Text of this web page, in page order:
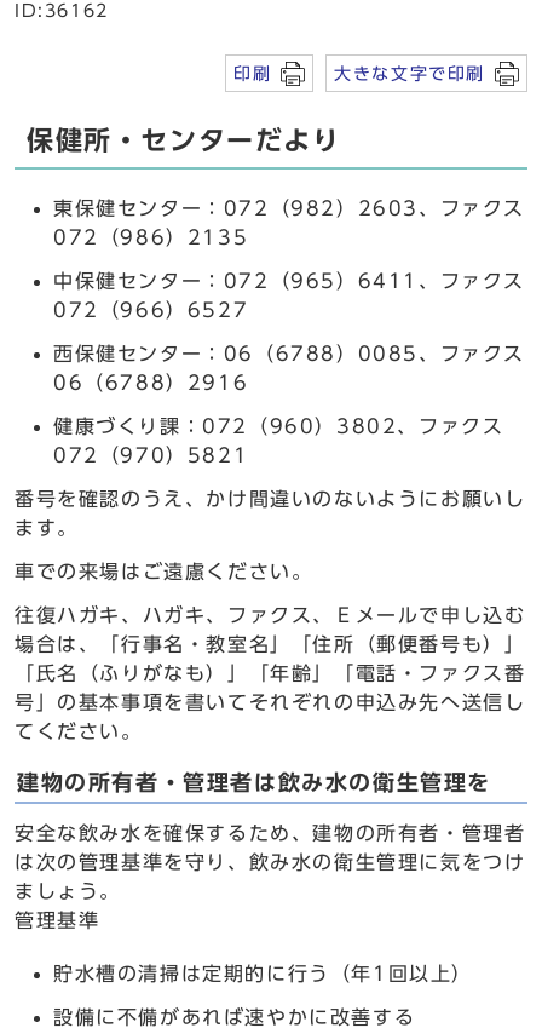
ID:36162
印刷 大きな文字で印刷
保健所・センターだより
東保健センター：072（982）2603、ファクス
072（986）2135
中保健センター：072（965）6411、ファクス
072（966）6527
西保健センター：06（6788）0085、ファクス
06（6788）2916
健康づくり課：072（960）3802、ファクス
072（970）5821
番号を確認のうえ、かけ間違いのないようにお願いし
ます。
車での来場はご遠慮ください。
往復ハガキ、ハガキ、ファクス、Ｅメールで申し込む
場合は、「行事名・教室名」「住所（郵便番号も）」
「氏名（ふりがなも）」「年齢」「電話・ファクス番
号」の基本事項を書いてそれぞれの申込み先へ送信し
てください。
建物の所有者・管理者は飲み水の衛生管理を
安全な飲み水を確保するため、建物の所有者・管理者
は次の管理基準を守り、飲み水の衛生管理に気をつけ
ましょう。
管理基準
貯水槽の清掃は定期的に行う（年1回以上）
設備に不備があれば速やかに改善する